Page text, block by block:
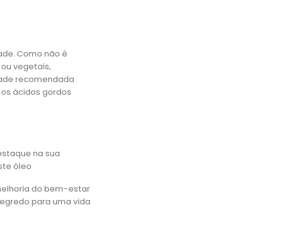
Como não é
vegetais,
recomendada
ácidos gordos
na sua
óleo
do bem-estar
para uma vida